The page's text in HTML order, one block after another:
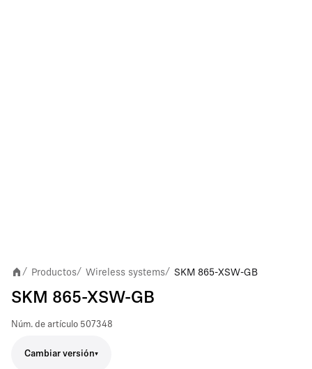
/ Productos/ Wireless systems/ SKM 865-XSW-GB
SKM 865-XSW-GB
Núm. de artículo 507348
Cambiar versión